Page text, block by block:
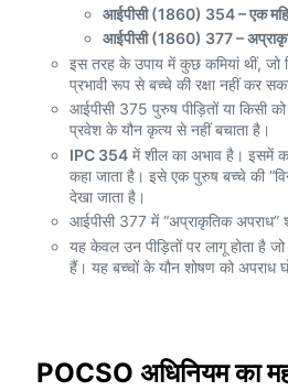
आईपीसी (1860) 354 – एक
आईपीसी (1860) 377 –
इस तरह के उपाय में कुछ कमियां थीं, जो
प्रभावी रूप से बच्चे की रक्षा नहीं कर
आईपीसी 375 पुरुष पीड़ितों या किसी को
प्रवेश के यौन कृत्य से नहीं बचाता है।
IPC 354 में शील का अभाव है। इसमें
कहा जाता है। इसे एक पुरुष बच्चे की
देखा जाता है।
आईपीसी 377 में “अप्राकृतिक अपराध”
यह केवल उन पीड़ितों पर लागू होता है
हैं। यह बच्चों के यौन शोषण को अपराध
POCSO अधिनियम